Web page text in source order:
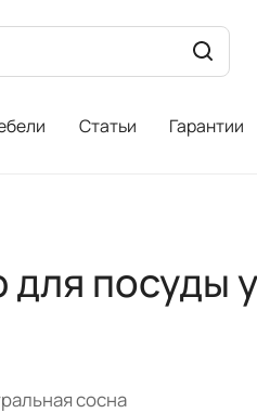
Статьи Гарантии
посуды
сосна